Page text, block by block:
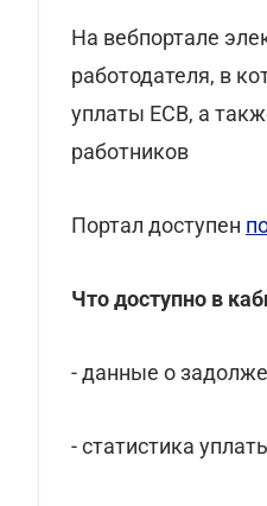
На вебпортале
работодателя, в
уплаты ЕСВ, а
работников
Портал доступен
Что доступно в
- данные о
- статистика